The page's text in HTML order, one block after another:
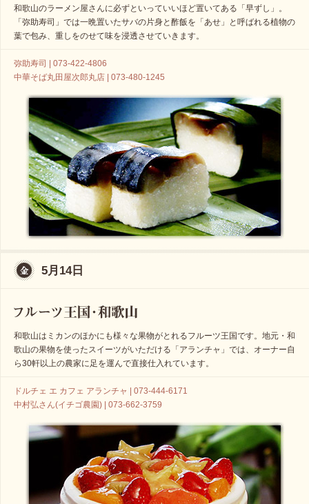
和歌山のラーメン屋さんに必ずといっていいほど置いてある「早ずし」。
「弥助寿司」では一晩置いたサバの片身と酢飯を「あせ」と呼ばれる植物の
葉で包み、重しをのせて味を浸透させていきます。
弥助寿司 | 073-422-4806
中華そば丸田屋次郎丸店 | 073-480-1245
5月14日
和歌山はミカンのほかにも様々な果物がとれるフルーツ王国です。地元・和
歌山の果物を使ったスイーツがいただける「アランチャ」では、オーナー自
ら30軒以上の農家に足を運んで直接仕入れています。
ドルチェ エ カフェ アランチャ | 073-444-6171
中村弘さん(イチゴ農園) | 073-662-3759